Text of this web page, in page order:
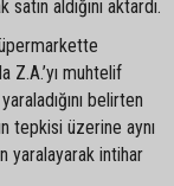
aldığını aktardı.
Z.A.’yı muhtelif
belirten
tepkisi üzerine aynı
yaralayarak intihar